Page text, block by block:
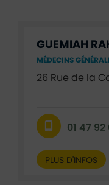
GUEMIAH
MÉDECINS
26 Rue de la
01 47
PLUS D'INFOS